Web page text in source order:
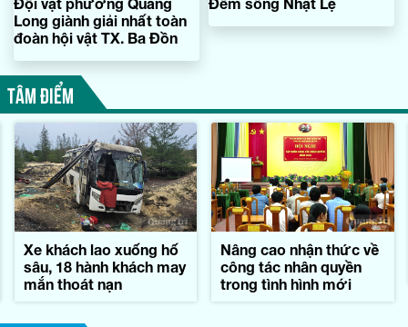
Long giành giải nhất toàn
đoàn hội vật TX. Ba Đồn
TÂM ĐIỂM
Xe khách lao xuống hố
sâu, 18 hành khách may
mắn thoát nạn
Nâng cao nhận thức về
công tác nhân quyền
trong tình hình mới